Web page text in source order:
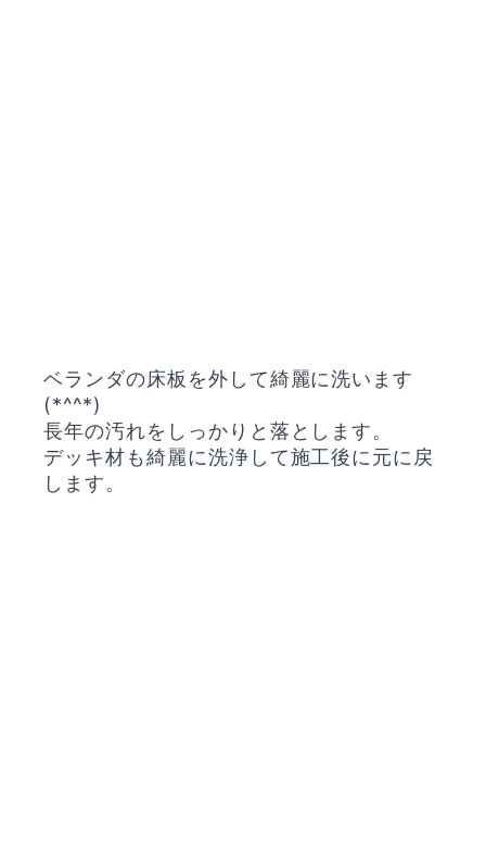
ベランダの床板を外して綺麗に洗います
(*^^*)
長年の汚れをしっかりと落とします。
デッキ材も綺麗に洗浄して施工後に元に戻
します。